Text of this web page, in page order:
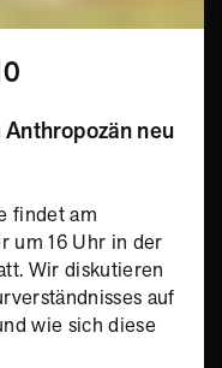
neu
findet am
um 16 Uhr in der
Wir diskutieren
auf
wie sich diese